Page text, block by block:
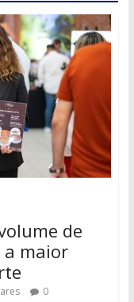
de
a maior
0